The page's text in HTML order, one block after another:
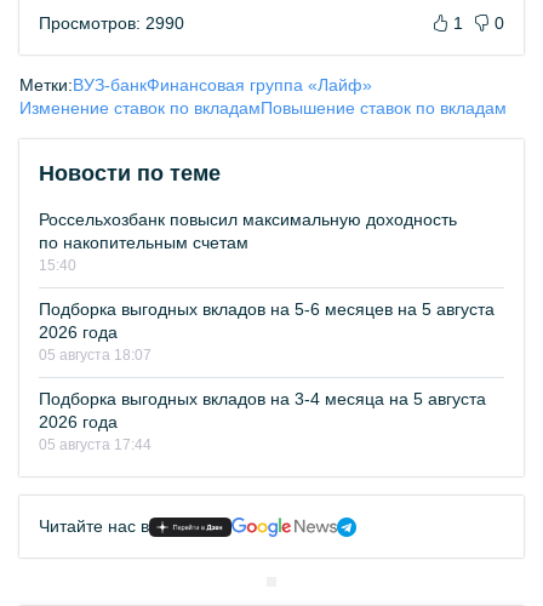
Просмотров: 2990 1 0
Метки:ВУЗ-банкФинансовая группа «Лайф»
Изменение ставок по вкладамПовышение ставок по вкладам
Новости по теме
Россельхозбанк повысил максимальную доходность
по накопительным счетам
15:40
Подборка выгодных вкладов на 5-6 месяцев на 5 августа
2026 года
05 августа 18:07
Подборка выгодных вкладов на 3-4 месяца на 5 августа
2026 года
05 августа 17:44
Читайте нас в